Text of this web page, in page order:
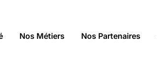
Nos Métiers Nos Partenaires